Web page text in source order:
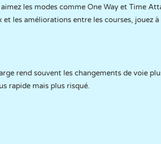
les modes comme One Way et Time
et les améliorations entre les courses, jouez à
rend souvent les changements de voie
rapide mais plus risqué.